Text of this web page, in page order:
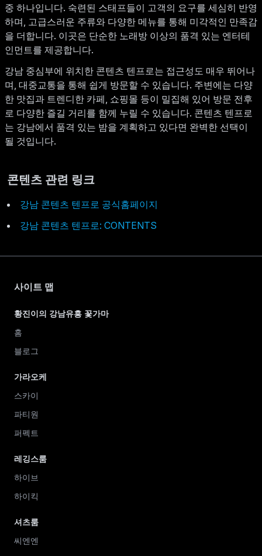
중 하나입니다. 숙련된 스태프들이 고객의 요구를 세심히 반영
하며, 고급스러운 주류와 다양한 메뉴를 통해 미각적인 만족감
을 더합니다. 이곳은 단순한 노래방 이상의 품격 있는 엔터테
인먼트를 제공합니다.
강남 중심부에 위치한 콘텐츠 텐프로는 접근성도 매우 뛰어나
며, 대중교통을 통해 쉽게 방문할 수 있습니다. 주변에는 다양
한 맛집과 트렌디한 카페, 쇼핑몰 등이 밀집해 있어 방문 전후
로 다양한 즐길 거리를 함께 누릴 수 있습니다. 콘텐츠 텐프로
는 강남에서 품격 있는 밤을 계획하고 있다면 완벽한 선택이
될 것입니다.
콘텐츠 관련 링크
강남 콘텐츠 텐프로 공식홈페이지
강남 콘텐츠 텐프로: CONTENTS
사이트 맵
황진이의 강남유흥 꽃가마
홈
블로그
가라오케
스카이
파티원
퍼펙트
레깅스룸
하이브
하이킥
셔츠룸
씨엔엔